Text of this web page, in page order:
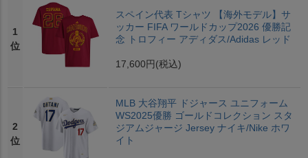
1
位
スペイン代表 Tシャツ 【海外モデル】サ
ッカー FIFA ワールドカップ2026 優勝記
念 トロフィー アディダス/Adidas レッド
17,600円 (税込)
2
位
MLB 大谷翔平 ドジャース ユニフォーム
WS2025優勝 ゴールドコレクション スタ
ジアムジャージ Jersey ナイキ/Nike ホワ
イト